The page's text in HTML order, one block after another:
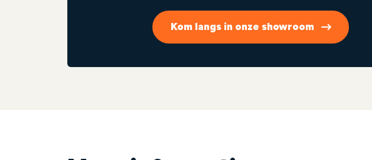
Kom langs in onze showroom